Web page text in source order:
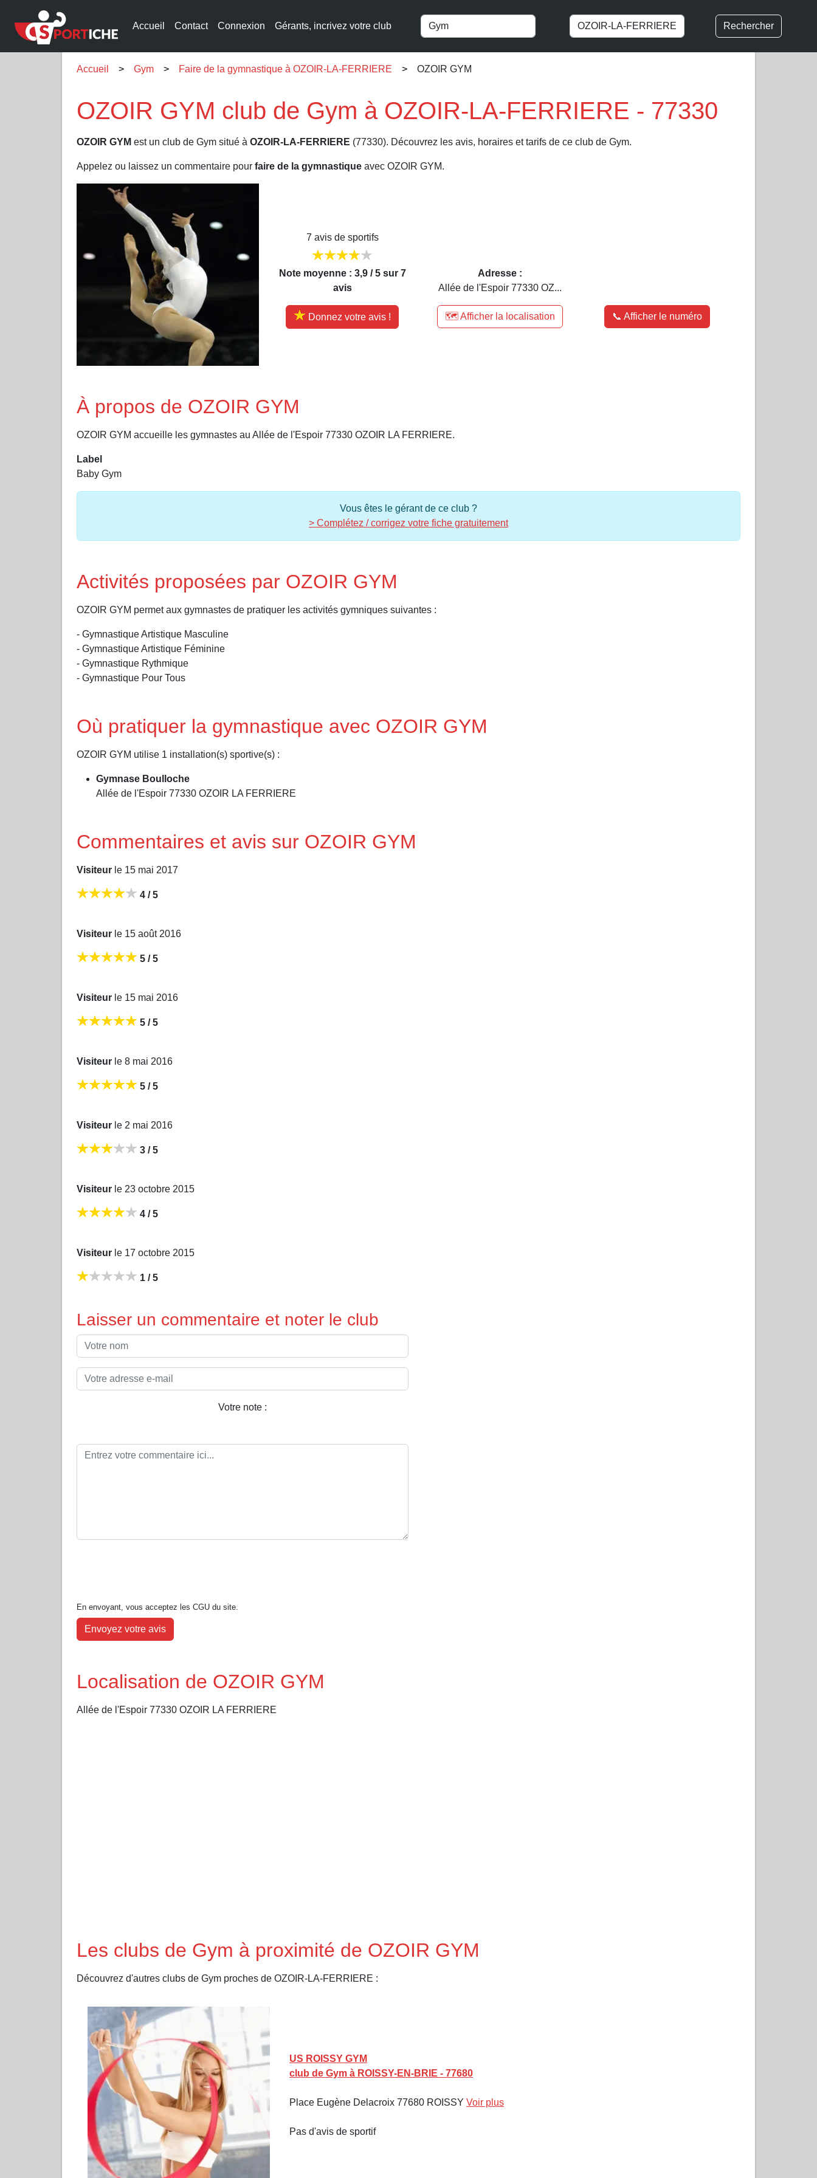
Accueil Contact Connexion Gérants, incrivez votre club Rechercher
Accueil Gym Faire de la gymnastique à OZOIR-LA-FERRIERE OZOIR GYM
OZOIR GYM club de Gym à OZOIR-LA-FERRIERE - 77330
OZOIR GYM est un club de Gym situé à OZOIR-LA-FERRIERE (77330). Découvrez les avis, horaires et tarifs de ce club de Gym.
Appelez ou laissez un commentaire pour faire de la gymnastique avec OZOIR GYM.
7 avis de sportifs
Note moyenne : 3,9 / 5 sur 7
avis
Donnez votre avis !
Adresse :
Allée de l'Espoir 77330 OZ...
🗺️ Afficher la localisation 📞 Afficher le numéro
À propos de OZOIR GYM
OZOIR GYM accueille les gymnastes au Allée de l'Espoir 77330 OZOIR LA FERRIERE.
Label
Baby Gym
Vous êtes le gérant de ce club ?
> Complétez / corrigez votre fiche gratuitement
Activités proposées par OZOIR GYM
OZOIR GYM permet aux gymnastes de pratiquer les activités gymniques suivantes :
- Gymnastique Artistique Masculine
- Gymnastique Artistique Féminine
- Gymnastique Rythmique
- Gymnastique Pour Tous
Où pratiquer la gymnastique avec OZOIR GYM
OZOIR GYM utilise 1 installation(s) sportive(s) :
Gymnase Boulloche
Allée de l'Espoir 77330 OZOIR LA FERRIERE
Commentaires et avis sur OZOIR GYM
Visiteur le 15 mai 2017
4 / 5
Visiteur le 15 août 2016
5 / 5
Visiteur le 15 mai 2016
5 / 5
Visiteur le 8 mai 2016
5 / 5
Visiteur le 2 mai 2016
3 / 5
Visiteur le 23 octobre 2015
4 / 5
Visiteur le 17 octobre 2015
1 / 5
Laisser un commentaire et noter le club
Votre note :
En envoyant, vous acceptez les CGU du site.
Envoyez votre avis
Localisation de OZOIR GYM
Allée de l'Espoir 77330 OZOIR LA FERRIERE
Les clubs de Gym à proximité de OZOIR GYM
Découvrez d'autres clubs de Gym proches de OZOIR-LA-FERRIERE :
US ROISSY GYM
club de Gym à ROISSY-EN-BRIE - 77680
Place Eugène Delacroix 77680 ROISSY Voir plus
Pas d'avis de sportif